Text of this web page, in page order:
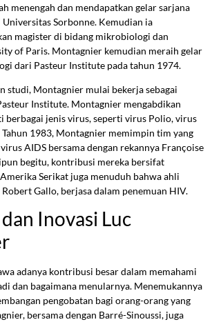
menengah dan mendapatkan gelar sarjana
Sorbonne. Kemudian ia
magister di bidang mikrobiologi dan
of Paris. Montagnier kemudian meraih gelar
dari Pasteur Institute pada tahun 1974.
studi, Montagnier mulai bekerja sebagai
Institute. Montagnier mengabdikan
berbagai jenis virus, seperti virus Polio, virus
Tahun 1983, Montagnier memimpin tim yang
AIDS bersama dengan rekannya Françoise
begitu, kontribusi mereka bersifat
Serikat juga menuduh bahwa ahli
Gallo, berjasa dalam penemuan HIV.
Inovasi Luc
adanya kontribusi besar dalam memahami
dan bagaimana menularnya. Menemukannya
pengobatan bagi orang-orang yang
bersama dengan Barré-Sinoussi, juga